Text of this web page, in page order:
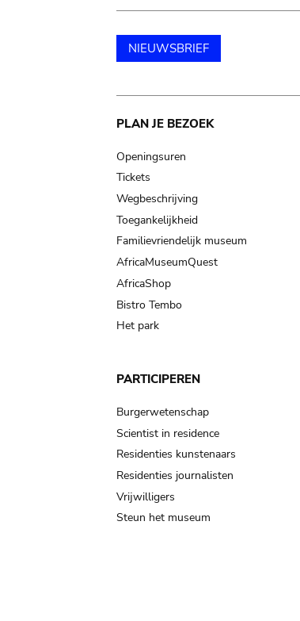
NIEUWSBRIEF
Main
navigation
PLAN JE BEZOEK
Openingsuren
Tickets
Wegbeschrijving
Toegankelijkheid
Familievriendelijk museum
AfricaMuseumQuest
AfricaShop
Bistro Tembo
Het park
PARTICIPEREN
Burgerwetenschap
Scientist in residence
Residenties kunstenaars
Residenties journalisten
Vrijwilligers
Steun het museum